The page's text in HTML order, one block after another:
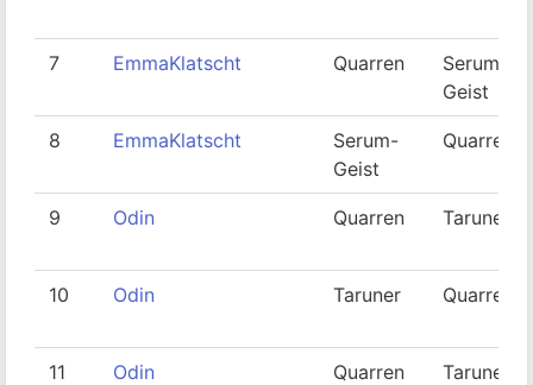
7 EmmaKlatscht Quarren
Serum-
Geist
8 EmmaKlatscht
Serum-
Geist
Quarren
9 Odin Quarren Taruner
10 Odin Taruner Quarren
11 Odin Quarren Taruner